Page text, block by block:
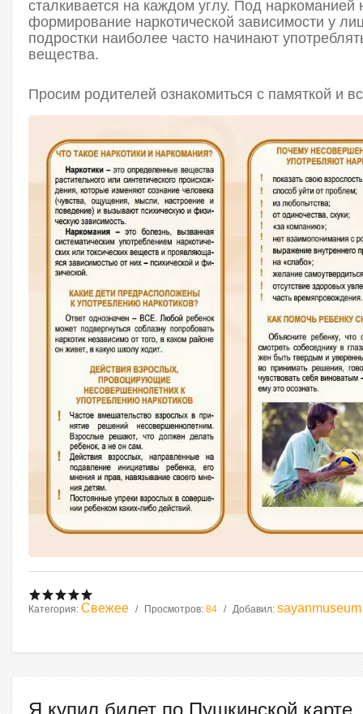
сталкивается на каждом углу. Под
формирование наркотической зависимости у
подростки наиболее часто начинают
вещества.
Просим родителей ознакомиться с памяткой и
Категория: Свежее Просмотров: 84 Добавил: sayanmuseum
Я купил билет по Пушкинской карте,